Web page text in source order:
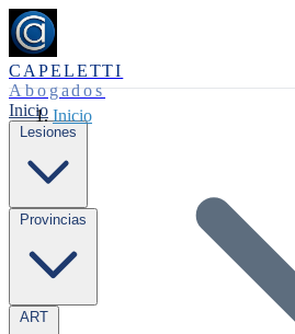
CAPELETTI
Abogados
Inicio Inicio